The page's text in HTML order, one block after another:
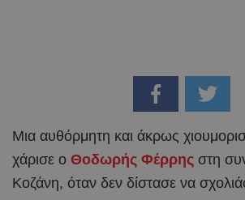
Μια αυθόρμητη και άκρως
χάρισε ο Θοδωρής Φέρρης στη
Κοζάνη, όταν δεν δίστασε να